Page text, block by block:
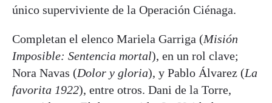
único superviviente de la Operación Ciénaga.
Completan el elenco Mariela Garriga (Misión
Imposible: Sentencia mortal), en un rol clave;
Nora Navas (Dolor y gloria), y Pablo Álvarez (La
favorita 1922), entre otros. Dani de la Torre,